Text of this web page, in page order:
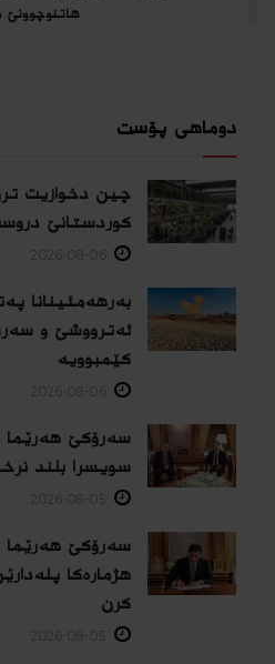
هاتنوچوونێ
دوماهی پۆست
چین دخوازیت
كوردستانێ
بەرهەمئینانا
كێمبوویە
سەرۆکێ هەرێما
سویسرا بلند
سەرۆکێ هەرێما
هژمارەكا
كرن